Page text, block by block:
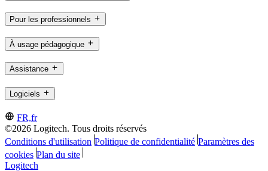
Pour les professionnels
À usage pédagogique
Assistance
Logiciels
FR,fr
©2026 Logitech. Tous droits réservés
Conditions d'utilisation Politique de confidentialité Paramètres des
cookies Plan du site
Logitech